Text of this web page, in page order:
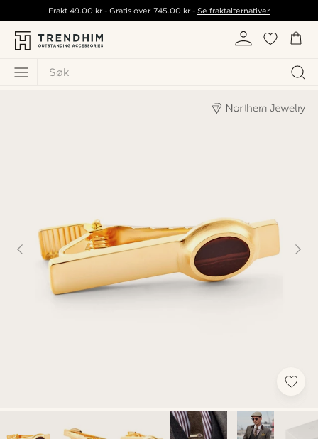
Søk
Frakt49.00 kr - Gratis over 745.00 kr- Se fraktalternativer